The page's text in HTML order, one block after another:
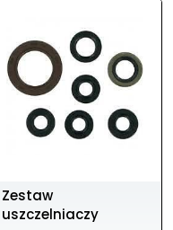
Zestaw
uszczelniaczy